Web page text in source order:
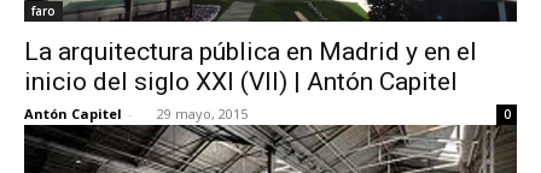
faro
La arquitectura pública en Madrid y en el
inicio del siglo XXI (VII) | Antón Capitel
Antón Capitel - 29 mayo, 2015 0